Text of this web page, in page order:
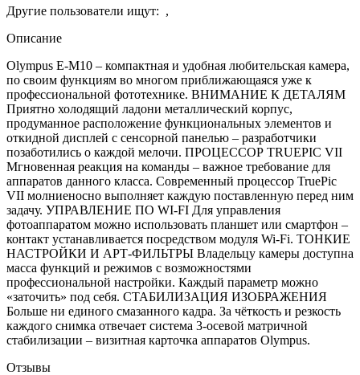
Другие пользователи ищут: ,
Описание
Olympus E-M10 – компактная и удобная любительская камера,
по своим функциям во многом приближающаяся уже к
профессиональной фототехнике. ВНИМАНИЕ К ДЕТАЛЯМ
Приятно холодящий ладони металлический корпус,
продуманное расположение функциональных элементов и
откидной дисплей с сенсорной панелью – разработчики
позаботились о каждой мелочи. ПРОЦЕССОР TRUEPIC VII
Мгновенная реакция на команды – важное требование для
аппаратов данного класса. Современный процессор TruePic
VII молниеносно выполняет каждую поставленную перед ним
задачу. УПРАВЛЕНИЕ ПО WI-FI Для управления
фотоаппаратом можно использовать планшет или смартфон –
контакт устанавливается посредством модуля Wi-Fi. ТОНКИЕ
НАСТРОЙКИ И АРТ-ФИЛЬТРЫ Владельцу камеры доступна
масса функций и режимов с возможностями
профессиональной настройки. Каждый параметр можно
«заточить» под себя. СТАБИЛИЗАЦИЯ ИЗОБРАЖЕНИЯ
Больше ни единого смазанного кадра. За чёткость и резкость
каждого снимка отвечает система 3-осевой матричной
стабилизации – визитная карточка аппаратов Olympus.
Отзывы